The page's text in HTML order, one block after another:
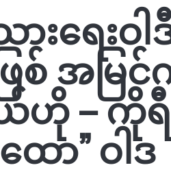
းရေးဝ
ြစ် အမြ
ယ်ဟို – ကို
ော” ဝါဒ